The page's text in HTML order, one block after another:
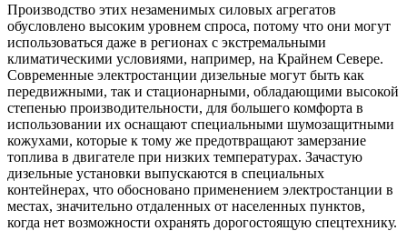
Производство этих незаменимых силовых агрегатов
обусловлено высоким уровнем спроса, потому что они могут
использоваться даже в регионах с экстремальными
климатическими условиями, например, на Крайнем Севере.
Современные электростанции дизельные могут быть как
передвижными, так и стационарными, обладающими высокой
степенью производительности, для большего комфорта в
использовании их оснащают специальными шумозащитными
кожухами, которые к тому же предотвращают замерзание
топлива в двигателе при низких температурах. Зачастую
дизельные установки выпускаются в специальных
контейнерах, что обосновано применением электростанции в
местах, значительно отдаленных от населенных пунктов,
когда нет возможности охранять дорогостоящую спецтехнику.